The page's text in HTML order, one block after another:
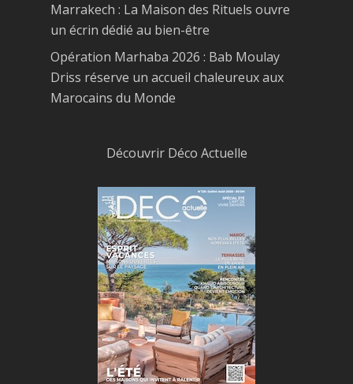
Marrakech : La Maison des Rituels ouvre
un écrin dédié au bien-être
Opération Marhaba 2026 : Bab Moulay
Driss réserve un accueil chaleureux aux
Marocains du Monde
Découvrir Déco Actuelle